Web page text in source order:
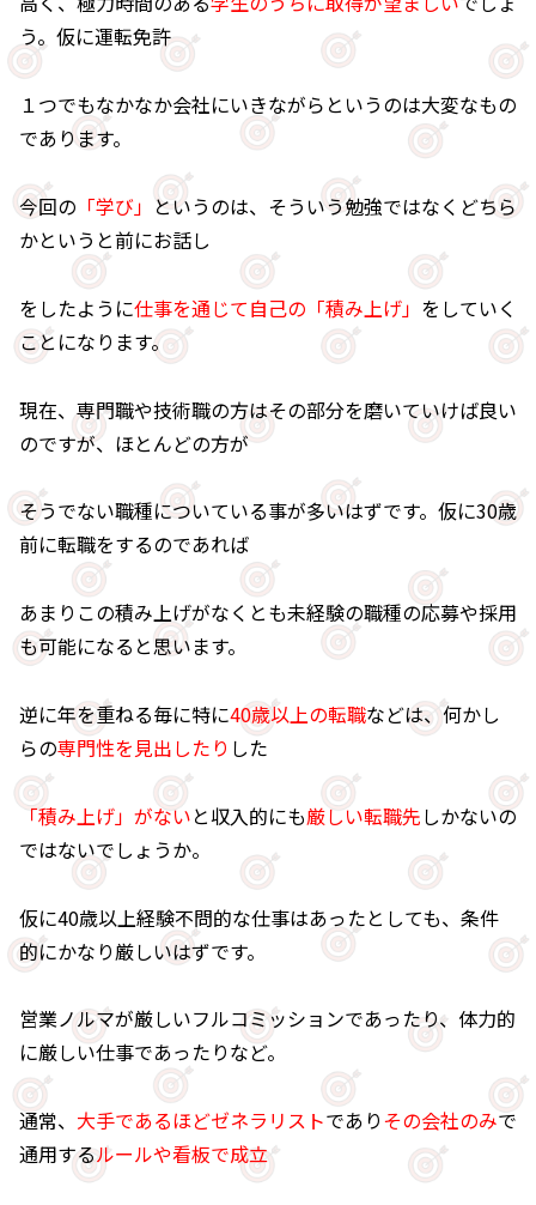
う。仮に運転免許
１つでもなかなか会社にいきながらというのは大変なもの
であります。
今回の 「学び」 というのは、そういう勉強ではなくどちら
かというと前にお話し
をしたように仕事を通じて自己の「積み上げ」 をしていく
ことになります。
現在、専門職や技術職の方はその部分を磨いていけば良い
のですが、ほとんどの方が
そうでない職種についている事が多いはずです。仮に30歳
前に転職をするのであれば
あまりこの積み上げがなくとも未経験の職種の応募や採用
も可能になると思います。
逆に年を重ねる毎に特に40歳以上の転職などは、何かし
らの専門性を見出したり した
「積み上げ」がないと収入的にも厳しい転職先しかないの
ではないでしょうか。
仮に40歳以上経験不問的な仕事はあったとしても、条件
的にかなり厳しいはずです。
営業ノルマが厳しいフルコミッションであったり、体力的
に厳しい仕事であったりなど。
通常、 大手であるほどゼネラリストでありその会社のみで
通用するルールや看板で成立